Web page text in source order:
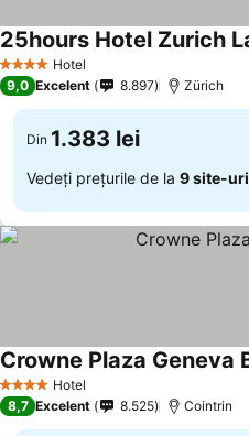
4 Stele Hotel
25hours Hotel Zurich
9,0 Excelent 8.897 Zürich
Din 1.383 lei
Vedeți prețurile de la 9 site-uri
4 Stele Hotel
Crowne Plaza Geneva
8,7 Excelent 8.525 Cointrin